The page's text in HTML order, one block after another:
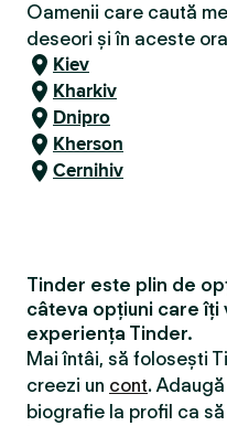
Oamenii care caută
deseori și în aceste
Kiev
Kharkiv
Dnipro
Kherson
Cernihiv
Tinder este plin de
câteva opțiuni care îți
experiența Tinder.
Mai întâi, să folosești
creezi un cont.
biografie la profil ca